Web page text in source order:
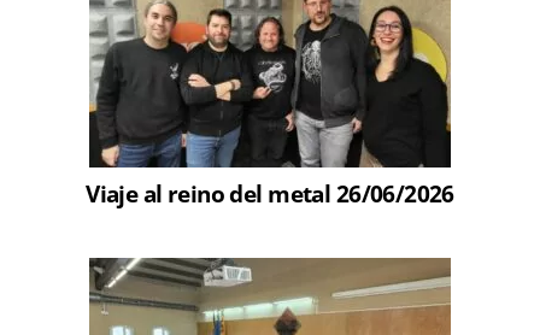
Viaje al reino del metal 26/06/2026